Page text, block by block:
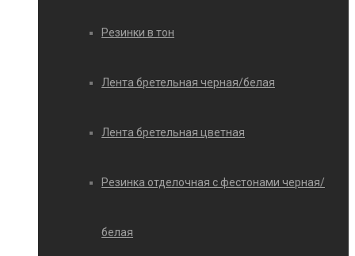
Резинки в тон
Лента бретельная черная/белая
Лента бретельная цветная
Резинка отделочная с фестонами черная/
белая